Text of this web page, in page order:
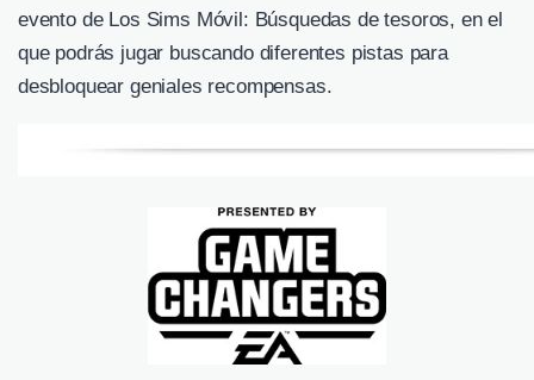
evento de Los Sims Móvil: Búsquedas de tesoros, en el
que podrás jugar buscando diferentes pistas para
desbloquear geniales recompensas.